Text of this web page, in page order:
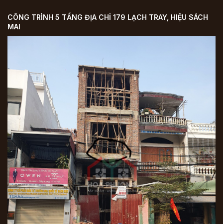
CÔNG TRÌNH 5 TẦNG ĐỊA CHỈ 179 LẠCH TRAY, HIỆU SÁCH
MAI